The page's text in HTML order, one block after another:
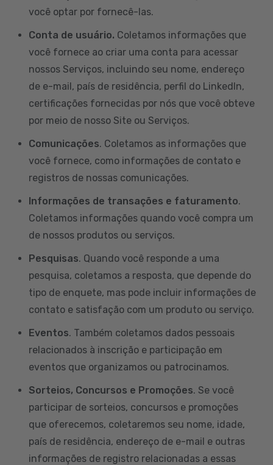
você optar por fornecê-las.
Conta de usuário. Coletamos informações que
você fornece ao criar uma conta para acessar
nossos Serviços, incluindo seu nome, endereço
de e-mail, país de residência, perfil do LinkedIn,
certificações fornecidas por nós que você obteve
por meio de nosso Site ou Serviços.
Comunicações. Coletamos as informações que
você fornece, como informações de contato e
registros de nossas comunicações.
Informações de transações e faturamento.
Coletamos informações quando você compra um
de nossos produtos ou serviços.
Pesquisas. Quando você responde a uma
pesquisa, coletamos a resposta, que depende do
tipo de enquete, mas pode incluir informações de
contato e satisfação com um produto ou serviço.
Eventos. Também coletamos dados pessoais
relacionados à inscrição e participação em
eventos que organizamos ou patrocinamos.
Sorteios, Concursos e Promoções. Se você
participar de sorteios, concursos e promoções
que oferecemos, coletaremos seu nome, idade,
país de residência, endereço de e-mail e outras
informações de registro relacionadas a essas